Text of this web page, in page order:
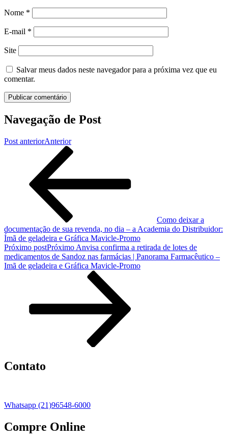
Nome *
E-mail *
Site
Salvar meus dados neste navegador para a próxima vez que eu
comentar.
Navegação de Post
Post anteriorAnterior
Como deixar a
documentação de sua revenda, no dia – a Academia do Distribuidor:
Ímã de geladeira e Gráfica Mavicle-Promo
Próximo postPróximo Anvisa confirma a retirada de lotes de
medicamentos de Sandoz nas farmácias | Panorama Farmacêutico –
Imã de geladeira e Gráfica Mavicle-Promo
Contato
Whatsapp (21)96548-6000
Compre Online